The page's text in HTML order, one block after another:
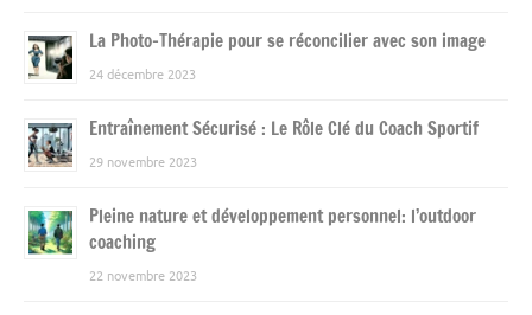
La Photo-Thérapie pour se réconcilier avec son image
24 décembre 2023
Entraînement Sécurisé : Le Rôle Clé du Coach Sportif
29 novembre 2023
Pleine nature et développement personnel: l’outdoor
coaching
22 novembre 2023